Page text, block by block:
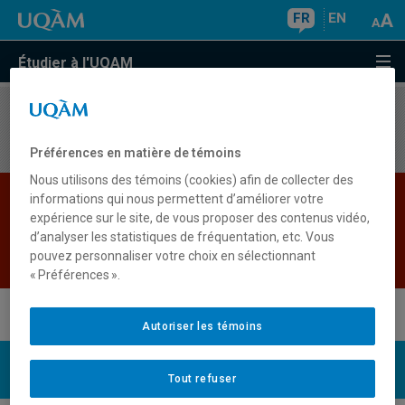
FR EN
Étudier à l'UQAM
Aucun résultat
Les bases de données institutionnelles sont
indisponibles pour le moment. Veuillez
réessayer plus tard.
Retour
UQAM
Préférences en matière de témoins
Nous utilisons des témoins (cookies) afin de collecter des
informations qui nous permettent d’améliorer votre
expérience sur le site, de vous proposer des contenus vidéo,
d’analyser les statistiques de fréquentation, etc. Vous
pouvez personnaliser votre choix en sélectionnant
« Préférences ».
Tout refuser
Autoriser les témoins